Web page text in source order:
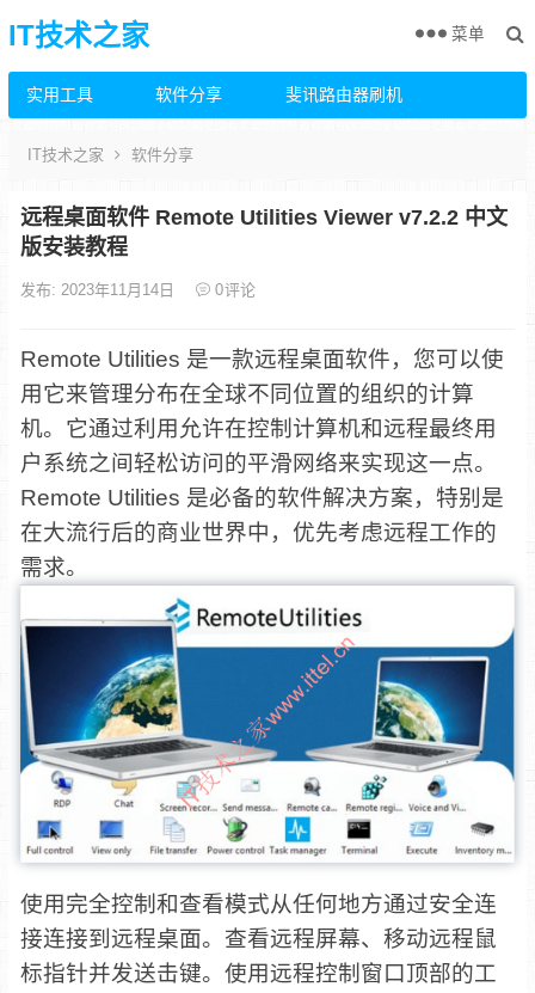
IT技术之家
实用工具 软件分享 斐讯路由器刷机
菜单
IT技术之家 软件分享
远程桌面软件 Remote Utilities Viewer v7.2.2 中文
版安装教程
发布: 2023年11月14日 0评论
Remote Utilities 是一款远程桌面软件，您可以使
用它来管理分布在全球不同位置的组织的计算
机。它通过利用允许在控制计算机和远程最终用
户系统之间轻松访问的平滑网络来实现这一点。
Remote Utilities 是必备的软件解决方案，特别是
在大流行后的商业世界中，优先考虑远程工作的
需求。
使用完全控制和查看模式从任何地方通过安全连
接连接到远程桌面。查看远程屏幕、移动远程鼠
标指针并发送击键。使用远程控制窗口顶部的工